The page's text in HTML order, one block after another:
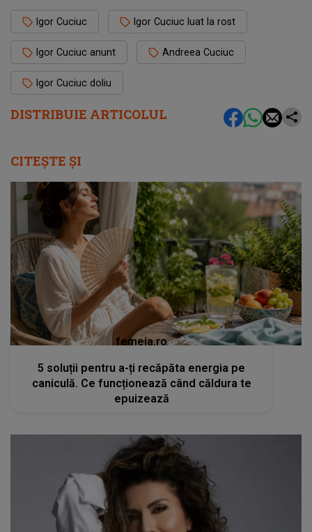
DISTRIBUIE ARTICOLUL
Igor Cuciuc Igor Cuciuc luat la rost
Igor Cuciuc anunt Andreea Cuciuc
Igor Cuciuc doliu
CITEȘTE ȘI
femeia.ro
5 soluții pentru a-ți recăpăta energia pe
caniculă. Ce funcționează când căldura te
epuizează